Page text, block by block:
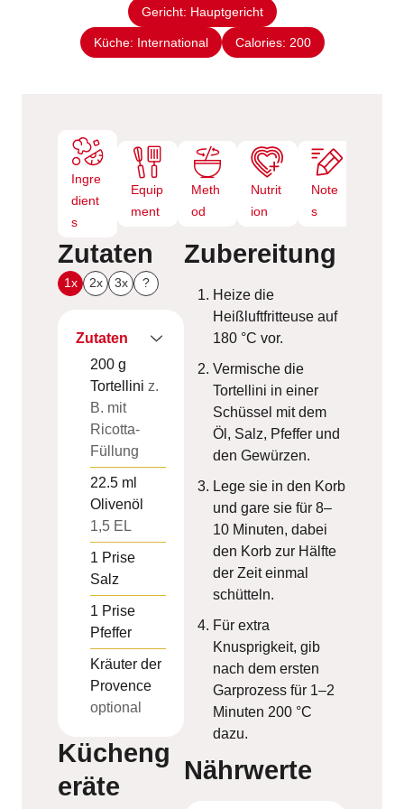
t
n
Gericht: Hauptgericht
Küche: International Calories: 200
Ingre
dient
s
Equip
ment
Meth
od
Nutrit
ion
Note
s
Zutaten
1x 2x 3x ?
Zutaten
200 g
Tortellini z.
B. mit
Ricotta-
Füllung
22.5 ml
Olivenöl
1,5 EL
1 Prise
Salz
1 Prise
Pfeffer
Kräuter der
Provence
optional
Kücheng
eräte
Zubereitung
Heize die
Heißluftfritteuse auf
180 °C vor.
Vermische die
Tortellini in einer
Schüssel mit dem
Öl, Salz, Pfeffer und
den Gewürzen.
Lege sie in den Korb
und gare sie für 8–
10 Minuten, dabei
den Korb zur Hälfte
der Zeit einmal
schütteln.
Für extra
Knusprigkeit, gib
nach dem ersten
Garprozess für 1–2
Minuten 200 °C
dazu.
Nährwerte